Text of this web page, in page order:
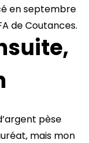
en septembre
de Coutances.
pèse
mais mon